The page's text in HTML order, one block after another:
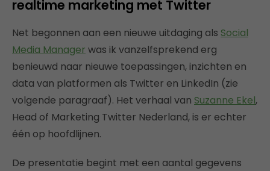
realtime marketing met Twitter
Net begonnen aan een nieuwe uitdaging als Social
Media Manager was ik vanzelfsprekend erg
benieuwd naar nieuwe toepassingen, inzichten en
data van platformen als Twitter en LinkedIn (zie
volgende paragraaf). Het verhaal van Suzanne Ekel,
Head of Marketing Twitter Nederland, is er echter
één op hoofdlijnen.
De presentatie begint met een aantal gegevens